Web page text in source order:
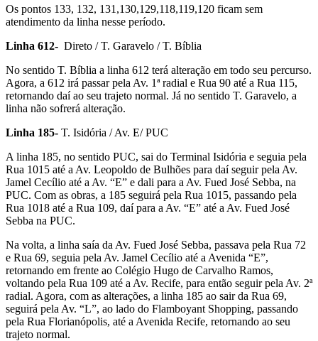
Os pontos 133, 132, 131,130,129,118,119,120 ficam sem
atendimento da linha nesse período.
Linha 612- Direto / T. Garavelo / T. Bíblia
No sentido T. Bíblia a linha 612 terá alteração em todo seu percurso.
Agora, a 612 irá passar pela Av. 1ª radial e Rua 90 até a Rua 115,
retornando daí ao seu trajeto normal. Já no sentido T. Garavelo, a
linha não sofrerá alteração.
Linha 185- T. Isidória / Av. E/ PUC
A linha 185, no sentido PUC, sai do Terminal Isidória e seguia pela
Rua 1015 até a Av. Leopoldo de Bulhões para daí seguir pela Av.
Jamel Cecílio até a Av. “E” e dali para a Av. Fued José Sebba, na
PUC. Com as obras, a 185 seguirá pela Rua 1015, passando pela
Rua 1018 até a Rua 109, daí para a Av. “E” até a Av. Fued José
Sebba na PUC.
Na volta, a linha saía da Av. Fued José Sebba, passava pela Rua 72
e Rua 69, seguia pela Av. Jamel Cecílio até a Avenida “E”,
retornando em frente ao Colégio Hugo de Carvalho Ramos,
voltando pela Rua 109 até a Av. Recife, para então seguir pela Av. 2ª
radial. Agora, com as alterações, a linha 185 ao sair da Rua 69,
seguirá pela Av. “L”, ao lado do Flamboyant Shopping, passando
pela Rua Florianópolis, até a Avenida Recife, retornando ao seu
trajeto normal.